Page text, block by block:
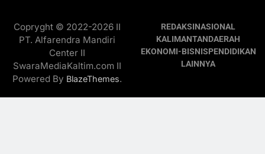
Copryght © 2022-2026 II
PT. Alfarendra Mandiri
Center II
SwaraMediaKaltim.com II
Powered By BlazeThemes.
REDAKSINASIONAL
KALIMANTANDAERAH
EKONOMI-BISNISPENDIDIKAN
LAINNYA